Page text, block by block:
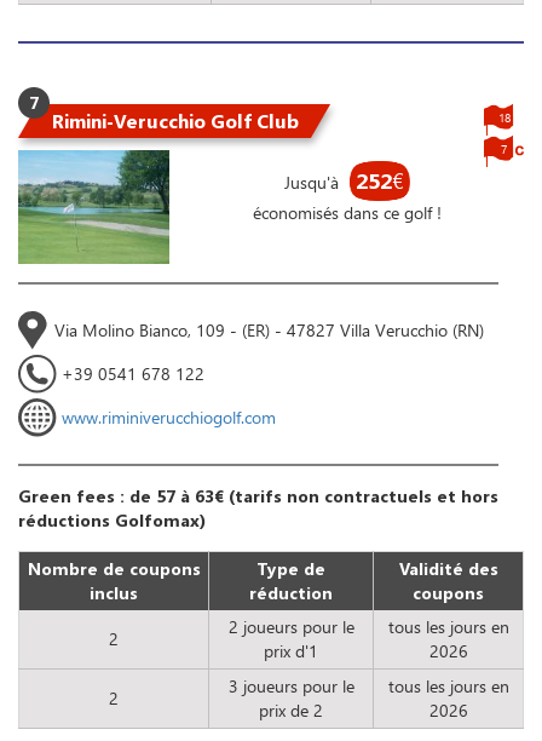
7
Rimini-Verucchio Golf Club
Jusqu'à 252€
économisés dans ce golf !
18
7
Via Molino Bianco, 109 - (ER) - 47827 Villa Verucchio (RN)
+39 0541 678 122
www.riminiverucchiogolf.com
Green fees : de 57 à 63€ (tarifs non contractuels et hors
réductions Golfomax)
Nombre de coupons
inclus
Type de
réduction
Validité des
coupons
2
2 joueurs pour le
prix d'1
tous les jours en
2026
2
3 joueurs pour le
prix de 2
tous les jours en
2026